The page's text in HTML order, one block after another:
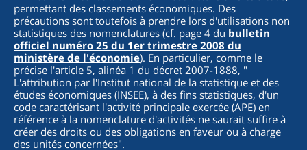
permettant des classements économiques. Des
précautions sont toutefois à prendre lors d'utilisations non
statistiques des nomenclatures (cf. page 4 du bulletin
officiel numéro 25 du 1er trimestre 2008 du
ministère de l'économie). En particulier, comme le
précise l'article 5, alinéa 1 du décret 2007-1888, "
L'attribution par l'Institut national de la statistique et des
études économiques (INSEE), à des fins statistiques, d'un
code caractérisant l'activité principale exercée (APE) en
référence à la nomenclature d'activités ne saurait suffire à
créer des droits ou des obligations en faveur ou à charge
des unités concernées".